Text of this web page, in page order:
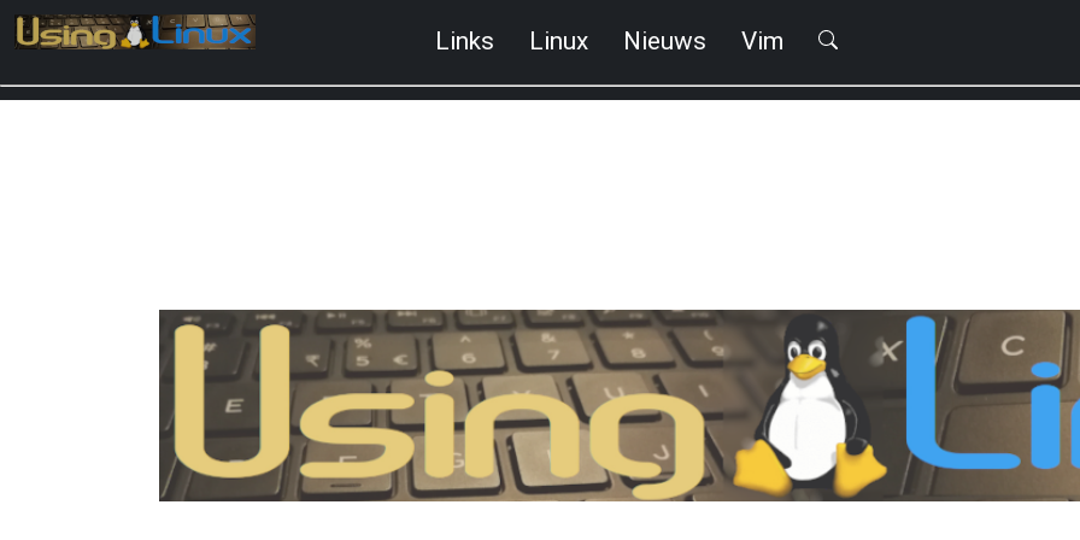
Links Linux Nieuws Vim